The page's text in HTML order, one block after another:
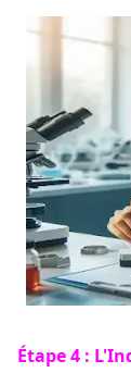
Étape 4 :